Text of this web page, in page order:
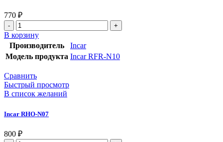
770 ₽
В корзину
Производитель
Incar
Модель продукта Incar RFR-N10
Сравнить
Быстрый просмотр
В список желаний
Incar RHO-N07
800 ₽